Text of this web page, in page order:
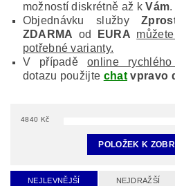
možností diskrétně až kVám.
Objednávku služby
ZDARMA od EURA
potřebné varianty.
V případěonline
dotazu použijte chatvpravo
4840 Kč
POLOŽEK K
NEJLEVNĚJŠÍ NEJDRAŽŠÍ